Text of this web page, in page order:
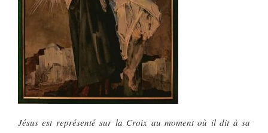
Jésus est représenté sur la Croix au moment où il dit à sa